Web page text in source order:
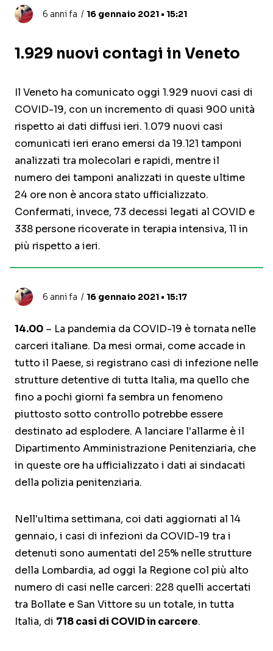
6 anni fa 16 gennaio 2021 • 15:21
1.929 nuovi contagi in Veneto
Il Veneto ha comunicato oggi 1.929 nuovi casi di
COVID-19, con un incremento di quasi 900 unità
rispetto ai dati diffusi ieri. 1.079 nuovi casi
comunicati ieri erano emersi da 19.121 tamponi
analizzati tra molecolari e rapidi, mentre il
numero dei tamponi analizzati in queste ultime
24 ore non è ancora stato ufficializzato.
Confermati, invece, 73 decessi legati al COVID e
338 persone ricoverate in terapia intensiva, 11 in
più rispetto a ieri.
6 anni fa 16 gennaio 2021 • 15:17
14.00 – La pandemia da COVID-19 è tornata nelle
carceri italiane. Da mesi ormai, come accade in
tutto il Paese, si registrano casi di infezione nelle
strutture detentive di tutta Italia, ma quello che
fino a pochi giorni fa sembra un fenomeno
piuttosto sotto controllo potrebbe essere
destinato ad esplodere. A lanciare l'allarme è il
Dipartimento Amministrazione Penitenziaria, che
in queste ore ha ufficializzato i dati ai sindacati
della polizia penitenziaria.
Nell'ultima settimana, coi dati aggiornati al 14
gennaio, i casi di infezioni da COVID-19 tra i
detenuti sono aumentati del 25% nelle strutture
della Lombardia, ad oggi la Regione col più alto
numero di casi nelle carceri: 228 quelli accertati
tra Bollate e San Vittore su un totale, in tutta
Italia, di 718 casi di COVID in carcere.